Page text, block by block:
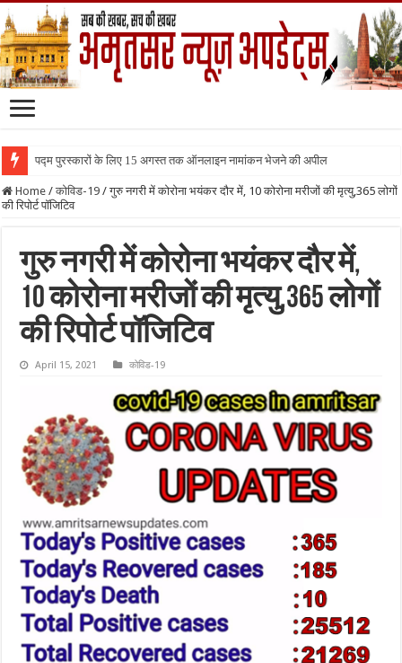
पद्म पुरस्कारों के लिए 15 अगस्त तक ऑनलाइन नामांकन भेजने की अपील
Home / कोविड-19 / गुरु नगरी में कोरोना भयंकर दौर में, 10 कोरोना मरीजों की मृत्यु,365 लोगों
की रिपोर्ट पॉजिटिव
गुरु नगरी में कोरोना भयंकर दौर में,
10 कोरोना मरीजों की मृत्यु,365 लोगों
की रिपोर्ट पॉजिटिव
April 15, 2021 कोविड-19